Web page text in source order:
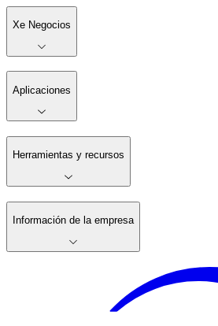
Xe Negocios
Aplicaciones
Herramientas y recursos
Información de la empresa